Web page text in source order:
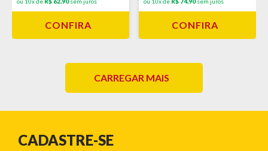
CONFIRA CONFIRA
CARREGAR MAIS
CADASTRE-SE